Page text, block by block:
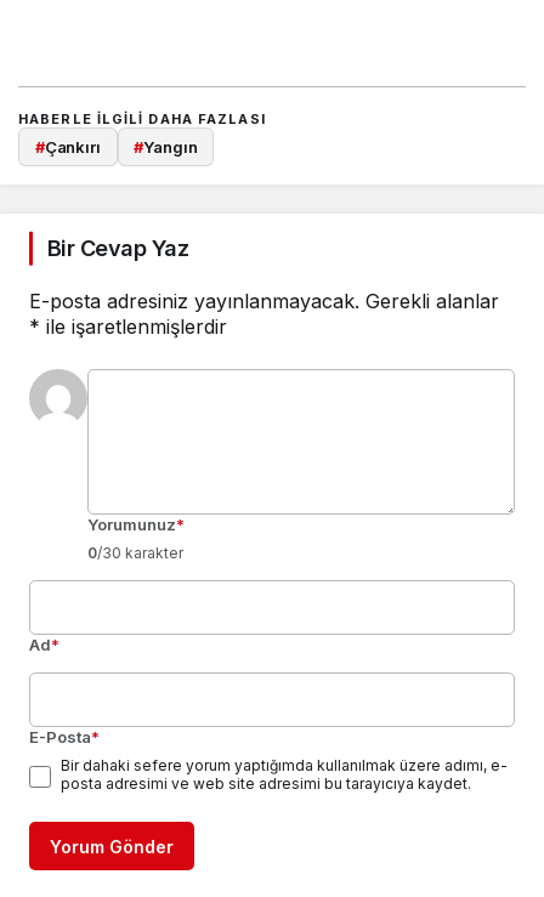
HABERLE ILGILI DAHA FAZLASI
#Çankırı #Yangın
Bir Cevap Yaz
E-posta adresiniz yayınlanmayacak. Gerekli alanlar
* ile işaretlenmişlerdir
Yorumunuz*
0/30 karakter
Ad*
E-Posta*
Bir dahaki sefere yorum yaptığımda kullanılmak üzere adımı, e-
posta adresimi ve web site adresimi bu tarayıcıya kaydet.
Yorum Gönder